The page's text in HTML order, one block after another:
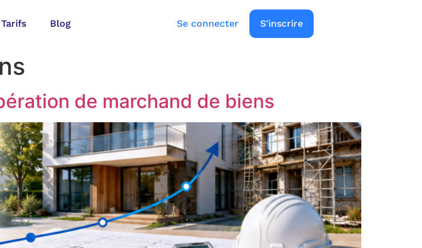
Tarifs Blog Se connecter S'inscrire
de marchand de biens